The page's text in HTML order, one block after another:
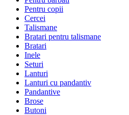
Pentru copii
Cercei
Talismane
Bratari pentru talismane
Bratari
Inele
Seturi
Lanturi
Lanturi cu pandantiv
Pandantive
Brose
Butoni